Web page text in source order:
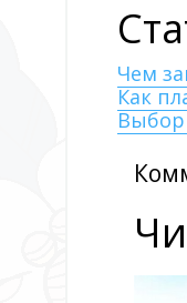
Чем
Как
Выбор